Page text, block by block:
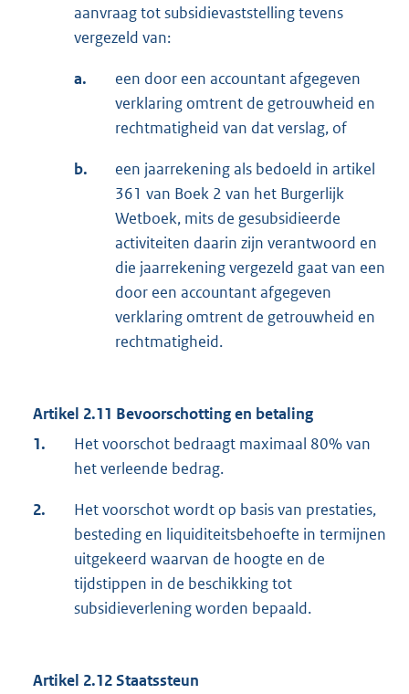
aanvraag tot subsidievaststelling tevens
vergezeld van:
a.
een door een accountant afgegeven
verklaring omtrent de getrouwheid en
rechtmatigheid van dat verslag, of
b.
een jaarrekening als bedoeld in artikel
361 van Boek 2 van het Burgerlijk
Wetboek, mits de gesubsidieerde
activiteiten daarin zijn verantwoord en
die jaarrekening vergezeld gaat van een
door een accountant afgegeven
verklaring omtrent de getrouwheid en
rechtmatigheid.
Artikel 2.11 Bevoorschotting en betaling
1.
Het voorschot bedraagt maximaal 80% van
het verleende bedrag.
2.
Het voorschot wordt op basis van prestaties,
besteding en liquiditeitsbehoefte in termijnen
uitgekeerd waarvan de hoogte en de
tijdstippen in de beschikking tot
subsidieverlening worden bepaald.
Artikel 2.12 Staatssteun